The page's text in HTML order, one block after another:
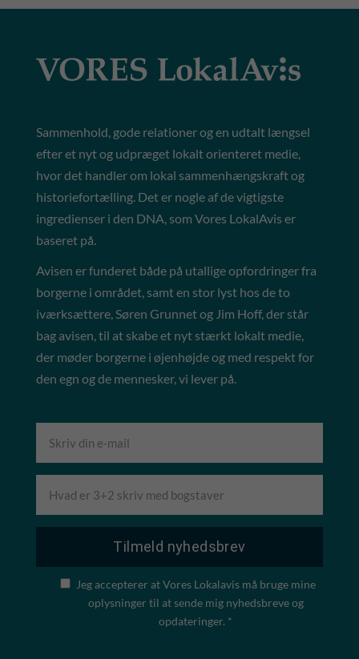
Sammenhold, gode relationer og en udtalt længsel
efter et nyt og udpræget lokalt orienteret medie,
hvor det handler om lokal sammenhængskraft og
historiefortælling. Det er nogle af de vigtigste
ingredienser i den DNA, som Vores LokalAvis er
baseret på.
Avisen er funderet både på utallige opfordringer fra
borgerne i området, samt en stor lyst hos de to
iværksættere, Søren Grunnet og Jim Hoff, der står
bag avisen, til at skabe et nyt stærkt lokalt medie,
der møder borgerne i øjenhøjde og med respekt for
den egn og de mennesker, vi lever på.
Jeg accepterer at Vores Lokalavis må bruge mine
oplysninger til at sende mig nyhedsbreve og
opdateringer. *